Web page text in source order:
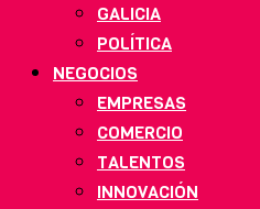
GALICIA
POLÍTICA
NEGOCIOS
EMPRESAS
COMERCIO
TALENTOS
INNOVACIÓN